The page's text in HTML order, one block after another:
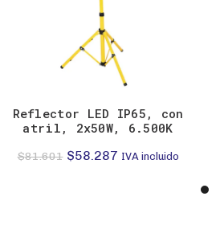
Reflector LED IP65, con
atril, 2x50W, 6.500K
$81.601 El
$58.287ElIVA incluido